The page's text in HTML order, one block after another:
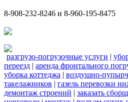
8-908-232-8246 и 8-960-195-8475
разгрузо-погрузочные услуги |
переезд | аренда фронтального
уборка коттеджа | воздушно-
такелажников | газель перевозки
демонтаж строений | заказать